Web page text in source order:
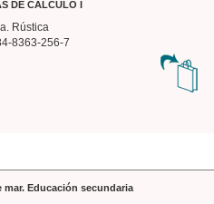
DE CÁLCULO I
Rústica
8363-256-7
mar. Educación secundaria